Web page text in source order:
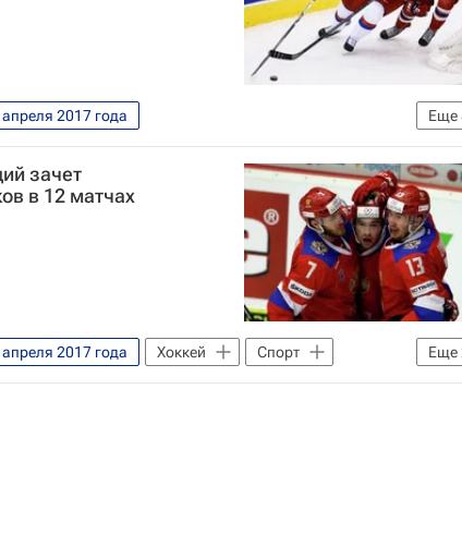
Еще
2017 года
Хоккей
Спорт
зачет
в 12 матчах
Еще
2017 года Хоккей
Спорт
по хоккею с шайбой